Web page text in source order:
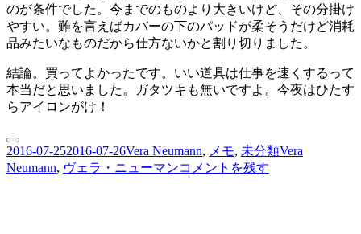
のが条件でした。今までのものより大きいけど、その分掛け
やすい。難を言えばカバーの下のパッドが柔そうだけど消耗
品みたいなものだから仕方ないかと割り切りました。
結論。買ってよかったです。いい道具は仕事を速くするって
本当だと思いました。ガタツキも無いですよ。今夜はひたす
らアイロンがけ！
投
稿
2016-07-252016-07-26カ
テ
Vera Neumann, メモ, 未分類タ
Vera
Neumann, ヴェラ・ニューマン【Vera】
コメントを残す